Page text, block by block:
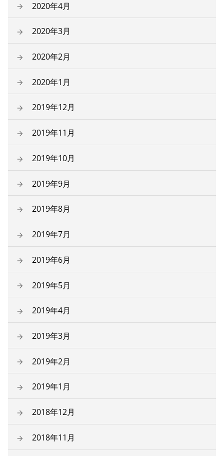
2020年4月
2020年3月
2020年2月
2020年1月
2019年12月
2019年11月
2019年10月
2019年9月
2019年8月
2019年7月
2019年6月
2019年5月
2019年4月
2019年3月
2019年2月
2019年1月
2018年12月
2018年11月